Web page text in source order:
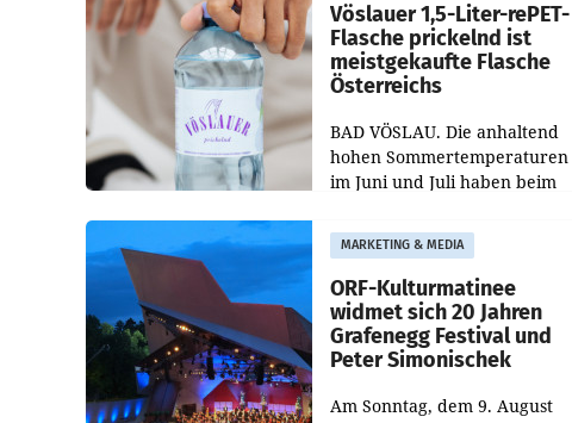
Vöslauer 1,5-Liter-rePET-
Flasche prickelnd ist
meistgekaufte Flasche
Österreichs
BAD VÖSLAU. Die anhaltend
hohen Sommertemperaturen
im Juni und Juli haben beim
Getränkehersteller Vöslauer zu
deutlichen Absatzzuwächsen
geführt. Während
MARKETING & MEDIA
ORF-Kulturmatinee
widmet sich 20 Jahren
Grafenegg Festival und
Peter Simonischek
Am Sonntag, dem 9. August